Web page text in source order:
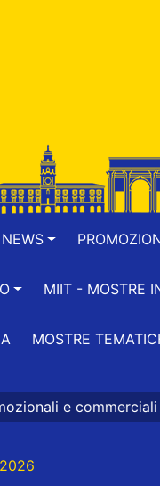
MIIT - MOSTRE
MOSTRE